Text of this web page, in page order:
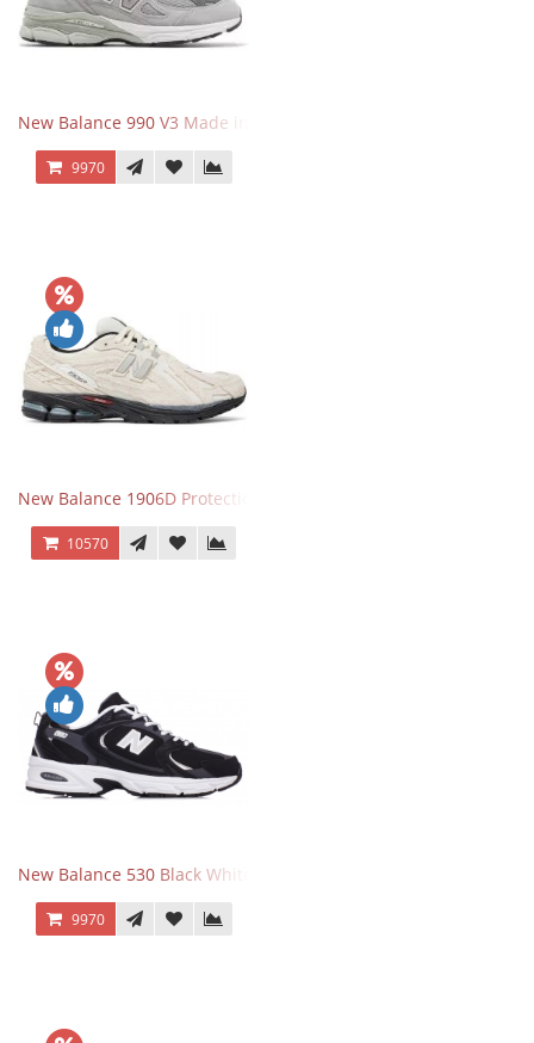
New Balance 990 V3 Made in USA Grey
9970
New Balance 1906D Protection Pack Turtledove
10570
New Balance 530 Black White Silver
9970